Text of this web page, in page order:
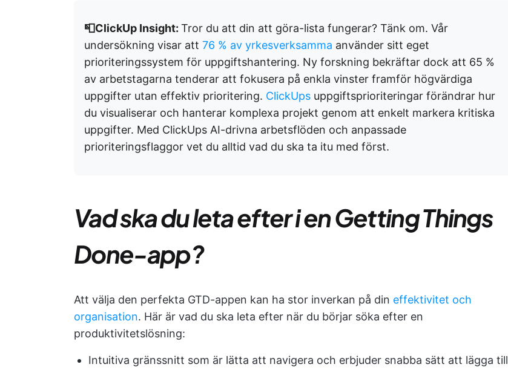
📮ClickUp Insight: Tror du att din att göra-lista fungerar? Tänk om. Vår
undersökning visar att 76 % av yrkesverksamma använder sitt eget
prioriteringssystem för uppgiftshantering. Ny forskning bekräftar dock att 65 %
av arbetstagarna tenderar att fokusera på enkla vinster framför högvärdiga
uppgifter utan effektiv prioritering. ClickUps uppgiftsprioriteringar förändrar hur
du visualiserar och hanterar komplexa projekt genom att enkelt markera kritiska
uppgifter. Med ClickUps AI-drivna arbetsflöden och anpassade
prioriteringsflaggor vet du alltid vad du ska ta itu med först.
Vad ska du leta efter i en Getting Things
Done-app?
Att välja den perfekta GTD-appen kan ha stor inverkan på din effektivitet och
organisation. Här är vad du ska leta efter när du börjar söka efter en
produktivitetslösning:
Intuitiva gränssnitt som är lätta att navigera och erbjuder snabba sätt att lägga till